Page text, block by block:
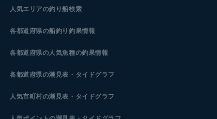
人気エリアの釣り船検索
各都道府県の船釣り釣果情報
各都道府県の人気魚種の釣果情報
各都道府県の潮見表 ・タイドグラフ
人気市町村の潮見表・タイドグラフ